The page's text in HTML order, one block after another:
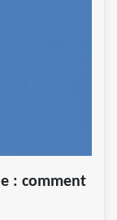
: comment